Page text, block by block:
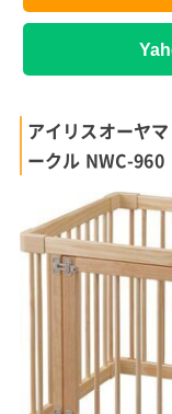
アイリスオーヤ
ークル NWC-960